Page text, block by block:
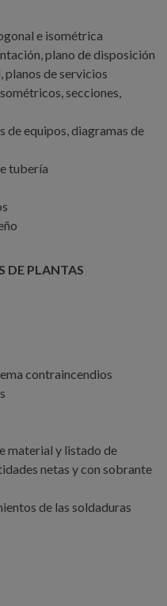
e isométrica
plano de disposición
planos de servicios
secciones,
de equipos, diagramas de
tubería
DE PLANTAS
contraincendios
material y listado de
netas y con sobrante
de las soldaduras